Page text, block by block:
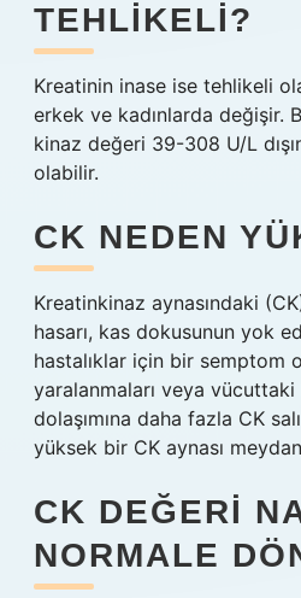
TEHLIKELI?
Kreatinin inase ise tehlikeli
erkek ve kadınlarda değişir.
kinaz değeri 39-308 U/L
olabilir.
CK NEDEN
Kreatinkinaz aynasındaki
hasarı, kas dokusunun yok
hastalıklar için bir semptom
yaralanmaları veya
dolaşımına daha fazla CK
yüksek bir CK aynası
CK DEĞERI
NORMALE